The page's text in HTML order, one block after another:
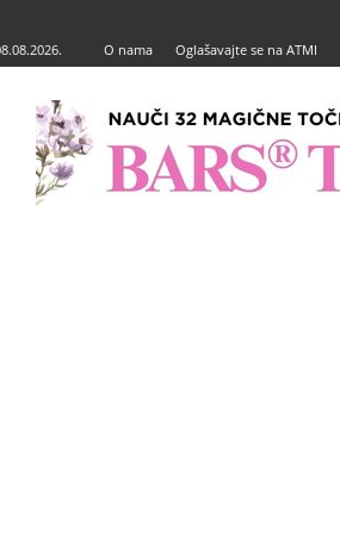
O nama Oglašavajte se na ATMI